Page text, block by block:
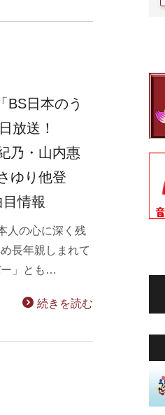
BS日本のう
放送！
乃・山内惠
ゆり他登
情報
人の心に深く残
長年親しまれて
ー」とも…
続きを読む